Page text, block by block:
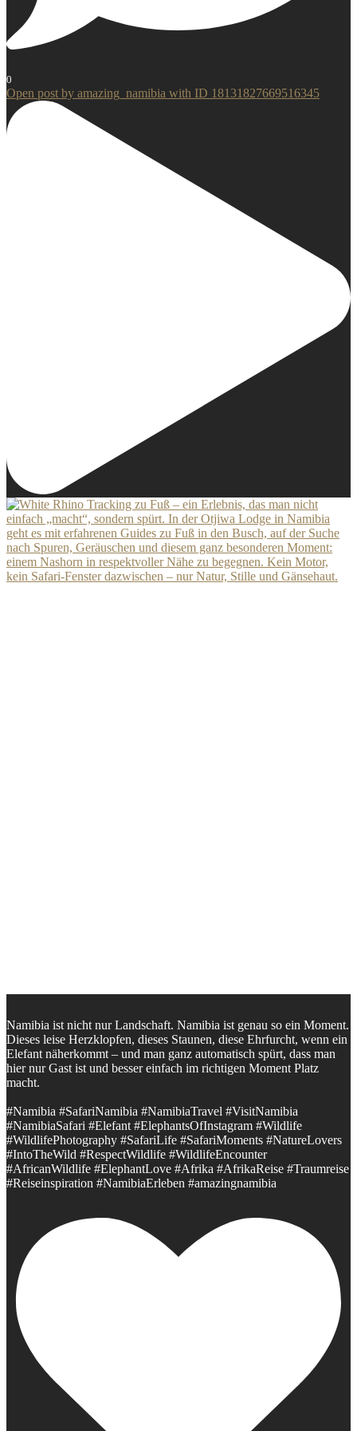
0
Open post by amazing_namibia with ID 18131827669516345
Namibia ist nicht nur Landschaft. Namibia ist genau so ein Moment.
Dieses leise Herzklopfen, dieses Staunen, diese Ehrfurcht, wenn ein
Elefant näherkommt – und man ganz automatisch spürt, dass man
hier nur Gast ist und besser einfach im richtigen Moment Platz
macht.
#Namibia #SafariNamibia #NamibiaTravel #VisitNamibia
#NamibiaSafari #Elefant #ElephantsOfInstagram #Wildlife
#WildlifePhotography #SafariLife #SafariMoments #NatureLovers
#IntoTheWild #RespectWildlife #WildlifeEncounter
#AfricanWildlife #ElephantLove #Afrika #AfrikaReise #Traumreise
#Reiseinspiration #NamibiaErleben #amazingnamibia